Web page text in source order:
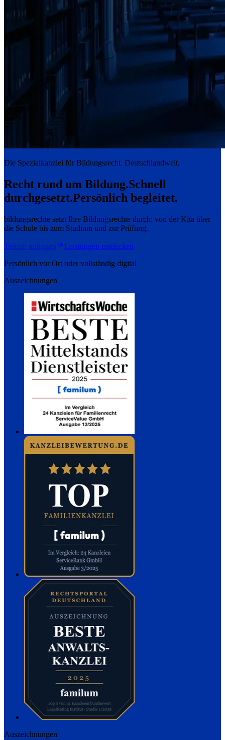
Die Spezialkanzlei für Bildungsrecht. Deutschlandweit.
Recht rund um Bildung.Schnell
durchgesetzt.Persönlich begleitet.
bildungsrechte setzt Ihre Bildungsrechte durch: von der Kita über
die Schule bis zum Studium und zur Prüfung.
Termin anfragen
Leistungen entdecken
Persönlich vor Ort oder vollständig digital
Auszeichnungen
Auszeichnungen